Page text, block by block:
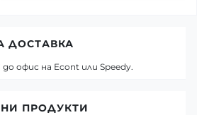
ДОСТАВКА
офис на Econt или Speedy.
ПРОДУКТИ